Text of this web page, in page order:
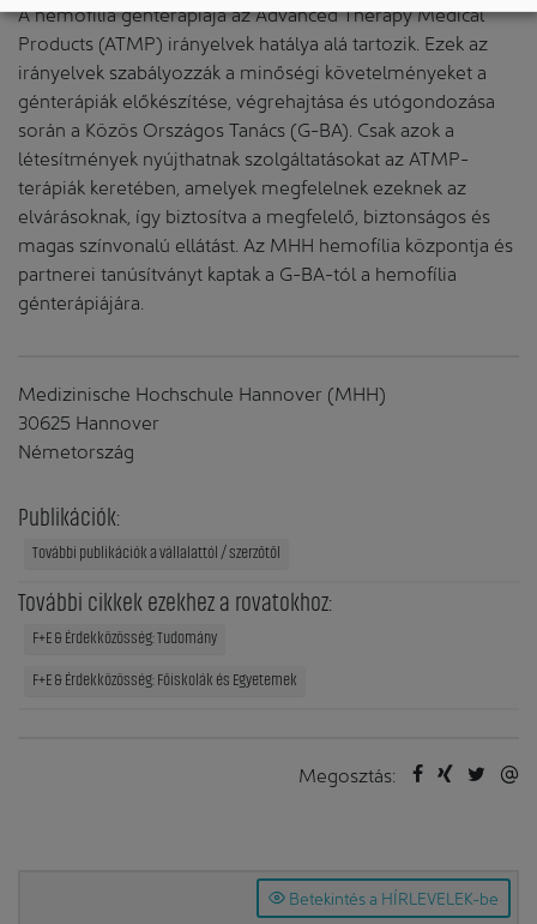
A hemofília génterápiája az Advanced Therapy Medical
Products (ATMP) irányelvek hatálya alá tartozik. Ezek az
irányelvek szabályozzák a minőségi követelményeket a
génterápiák előkészítése, végrehajtása és utógondozása
során a Közös Országos Tanács (G-BA). Csak azok a
létesítmények nyújthatnak szolgáltatásokat az ATMP-
terápiák keretében, amelyek megfelelnek ezeknek az
elvárásoknak, így biztosítva a megfelelő, biztonságos és
magas színvonalú ellátást. Az MHH hemofília központja és
partnerei tanúsítványt kaptak a G-BA-tól a hemofília
génterápiájára.
Medizinische Hochschule Hannover (MHH)
30625 Hannover
Németország
Publikációk:
További publikációk a vállalattól / szerzőtől
További cikkek ezekhez a rovatokhoz:
F+E & Érdekközösség: Tudomány
F+E & Érdekközösség: Főiskolák és Egyetemek
Megosztás:
Betekintés a HÍRLEVELEK-be